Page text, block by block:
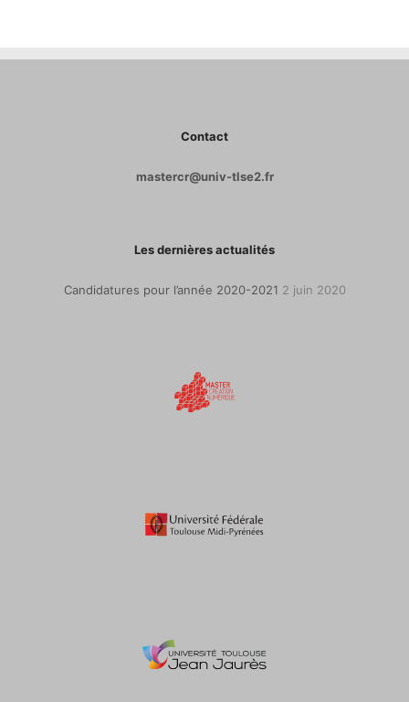
Contact
mastercr@univ-tlse2.fr
Les dernières actualités
Candidatures pour l’année 2020-2021 2 juin 2020